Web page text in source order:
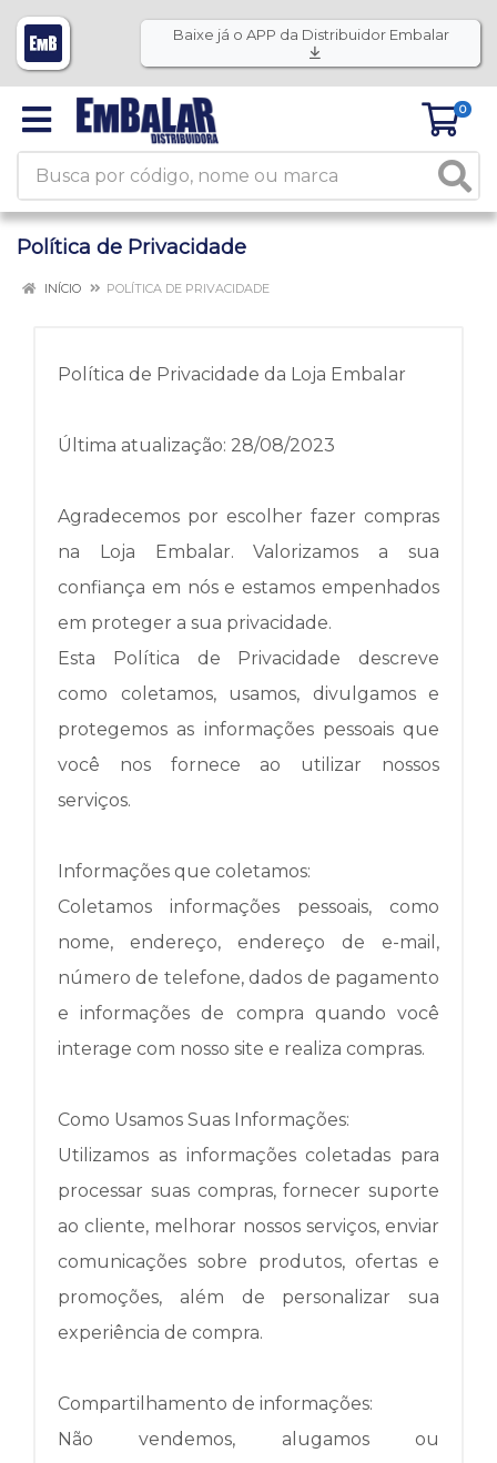
Baixe já o APP da Distribuidor Embalar
0
Política de Privacidade
INÍCIO POLÍTICA DE PRIVACIDADE
Política de Privacidade da Loja Embalar
Última atualização: 28/08/2023
Agradecemos por escolher fazer compras
na Loja Embalar.Valorizamos a sua
confiança em nós e estamos empenhados
em proteger a sua privacidade.
Esta Política de Privacidade descreve
como coletamos, usamos, divulgamos e
protegemos as informações pessoais que
você nos fornece ao utilizar nossos
serviços.
Informações que coletamos:
Coletamos informações pessoais, como
nome, endereço, endereço de e-mail,
número de telefone, dados de pagamento
e informações de compra quando você
interage com nosso site e realiza compras.
Como Usamos Suas Informações:
Utilizamos as informações coletadas para
processar suas compras, fornecer suporte
ao cliente, melhorar nossos serviços, enviar
comunicações sobre produtos, ofertas e
promoções, além de personalizar sua
experiência de compra.
Compartilhamento de informações:
Não vendemos, alugamos ou